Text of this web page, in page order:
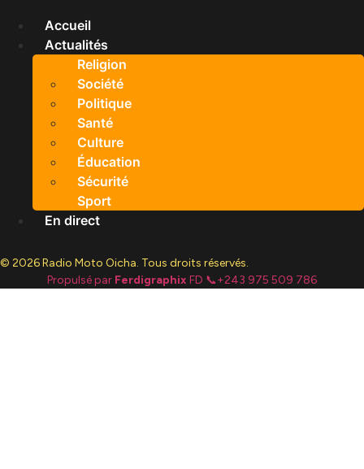
Accueil
Actualités
Religion
Société
Politique
Santé
Culture
Éducation
Sécurité
Sport
En direct
© 2026 Radio Moto Oicha. Tous droits réservés.
Propulsé par Ferdigraphix FD 📞+243 975 509 786